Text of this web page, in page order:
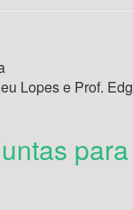
Lopes e Prof.